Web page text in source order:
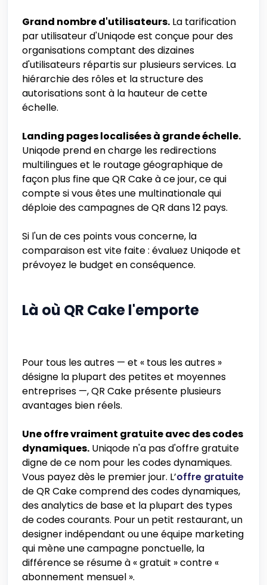
Grand nombre d'utilisateurs. La tarification
par utilisateur d'Uniqode est conçue pour des
organisations comptant des dizaines
d'utilisateurs répartis sur plusieurs services. La
hiérarchie des rôles et la structure des
autorisations sont à la hauteur de cette
échelle.
Landing pages localisées à grande échelle.
Uniqode prend en charge les redirections
multilingues et le routage géographique de
façon plus fine que QR Cake à ce jour, ce qui
compte si vous êtes une multinationale qui
déploie des campagnes de QR dans 12 pays.
Si l'un de ces points vous concerne, la
comparaison est vite faite : évaluez Uniqode et
prévoyez le budget en conséquence.
Là où QR Cake l'emporte
Pour tous les autres — et « tous les autres »
désigne la plupart des petites et moyennes
entreprises —, QR Cake présente plusieurs
avantages bien réels.
Une offre vraiment gratuite avec des codes
dynamiques. Uniqode n'a pas d'offre gratuite
digne de ce nom pour les codes dynamiques.
Vous payez dès le premier jour. L’offre gratuite
de QR Cake comprend des codes dynamiques,
des analytics de base et la plupart des types
de codes courants. Pour un petit restaurant, un
designer indépendant ou une équipe marketing
qui mène une campagne ponctuelle, la
différence se résume à « gratuit » contre «
abonnement mensuel ».